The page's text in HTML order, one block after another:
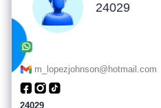
24029
m_lopezjohnson@hotmail.com
24029